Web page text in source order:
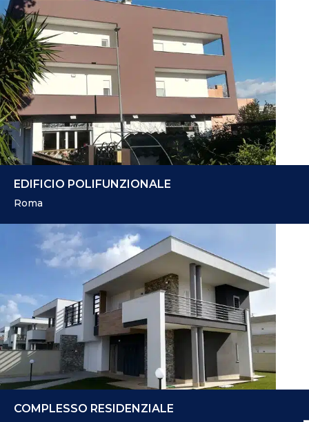
EDIFICIO POLIFUNZIONALE
Roma
COMPLESSO RESIDENZIALE